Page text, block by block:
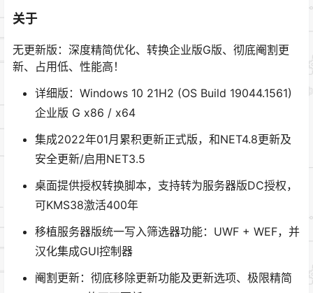
关于
无更新版：深度精简优化、转换企业版G版、彻底阉割更
新、占用低、性能高！
详细版：Windows 10 21H2 (OS Build 19044.1561)
企业版 G x86 / x64
集成2022年01月累积更新正式版，和NET4.8更新及
安全更新/启用NET3.5
桌面提供授权转换脚本，支持转为服务器版DC授权，
可KMS38激活400年
移植服务器版统一写入筛选器功能：UWF + WEF，并
汉化集成GUI控制器
阉割更新：彻底移除更新功能及更新选项、极限精简